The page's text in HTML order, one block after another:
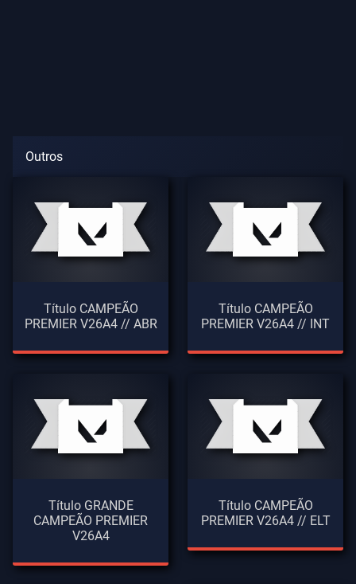
Outros
Título CAMPEÃO
PREMIER V26A4 // ABR
Título CAMPEÃO
PREMIER V26A4 // INT
Título GRANDE
CAMPEÃO PREMIER
V26A4
Título CAMPEÃO
PREMIER V26A4 // ELT